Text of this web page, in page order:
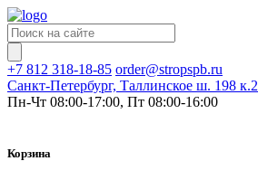
+7 812 318-18-85 order@stropspb.ru
Санкт-Петербург, Таллинское ш. 198 к.2
Пн-Чт 08:00-17:00, Пт 08:00-16:00
Корзина